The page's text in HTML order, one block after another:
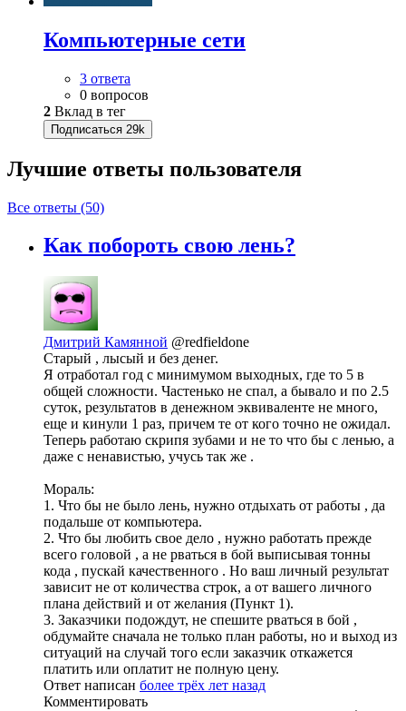
Компьютерные сети
3 ответа
0 вопросов
2 Вклад в тег
Подписаться 29k
Лучшие ответы пользователя
Все ответы (50)
Как побороть свою лень?
Дмитрий Камянной @redfieldone
Старый , лысый и без денег.
Я отработал год с минимумом выходных, где то 5 в
общей сложности. Частенько не спал, а бывало и по 2.5
суток, результатов в денежном эквиваленте не много,
еще и кинули 1 раз, причем те от кого точно не ожидал.
Теперь работаю скрипя зубами и не то что бы с ленью, а
даже с ненавистью, учусь так же .
Мораль:
1. Что бы не было лень, нужно отдыхать от работы , да
подальше от компьютера.
2. Что бы любить свое дело , нужно работать прежде
всего головой , а не рваться в бой выписывая тонны
кода , пускай качественного . Но ваш личный результат
зависит не от количества строк, а от вашего личного
плана действий и от желания (Пункт 1).
3. Заказчики подождут, не спешите рваться в бой ,
обдумайте сначала не только план работы, но и выход из
ситуаций на случай того если заказчик откажется
платить или оплатит не полную цену.
Ответ написан более трёх лет назад
Комментировать